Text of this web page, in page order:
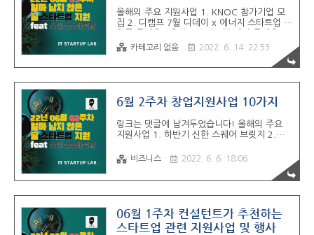
유, 협업을 할 수 있는 기회가 자연스럽게 생길
것입니다!!! 팀빌딩, 투자 등 각자가 다양한 목
적인 마음을 잠깐 ..
올해의 주요 지원사업 1. KNOC 참가기업 모
집 2. 디캠프 7월 디데이 x 에너지 스타트업 3.
스페인 창업지원 프로그램 Rising up in
Spain 5. 롯데벤터스 L-Camp 미래식 : 단 2
기 모집 (연장) 06월 15일 수요일까지 6. 위치
서울창조경제혁신센터 스타트업 빌리지 15기
모집 9. 제 4회 815 모집 (분야 무관) 10. SV
06월 17일 금요일까지 총 합 3.0 만 명 규모
의 IT모임이 제휴하여 컨소시엄을 맺었습니다.
환영합니다!!! @it_..
카테고리 없음 2022. 6. 14. 22:53
6월 2주차 창업지원사업 10가지
링크는 댓글에 남겨두었습니다! 올해의 주요
지원사업 1. 하반기 신한 스퀘어 브릿지 2.
x 서울창업허브, Family Lifestyle 사업화 지원
금 1,000만 원 06월 07일까지 4. 이노션 x 서
울창조경제셕신센터 모집분야 : 데이터, 콘텐
명 AGE Tech Wave 6.롯데 벤처스 L-Camp
미래식 7. 넥스트 로컬 4기 06월 10일까지 8.
Born2Global Centre 조인트벤처형 해외진
출 06월 12일까지 9. KDB 스타트업 프로그램
비즈니스 2022. 6. 6. 18:06
06월 1주차 컨설턴트가 추천하는
스타트업 관련 지원사업 및 행사